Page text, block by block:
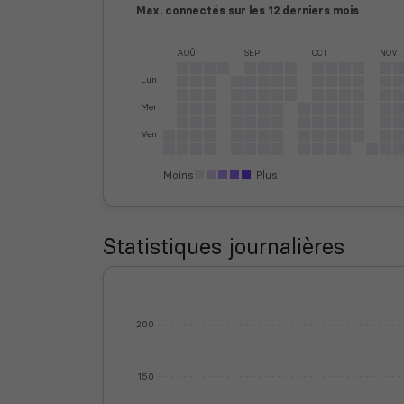
Max. connectés sur les 12 derniers mois
Lun
Mer
Ven
AOÛ SEP OCT NOV
Moins Plus
Statistiques journalières
150
200